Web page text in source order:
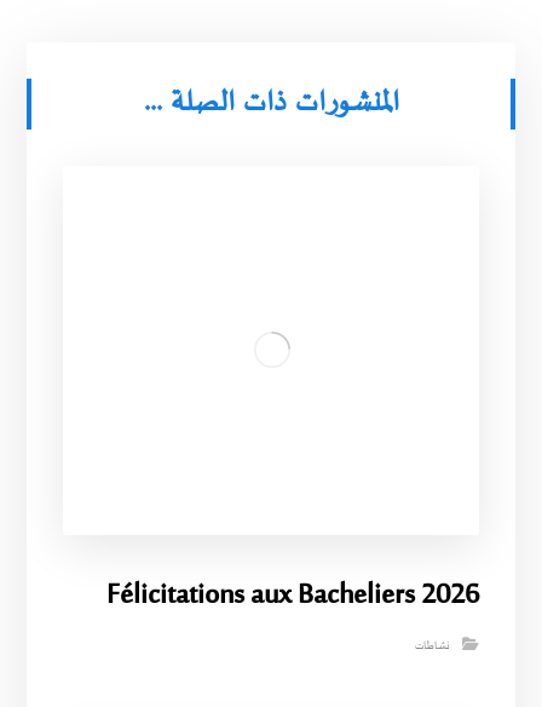
المنشورات ذات الصلة ...
Félicitations aux Bacheliers 2026
نشاطات